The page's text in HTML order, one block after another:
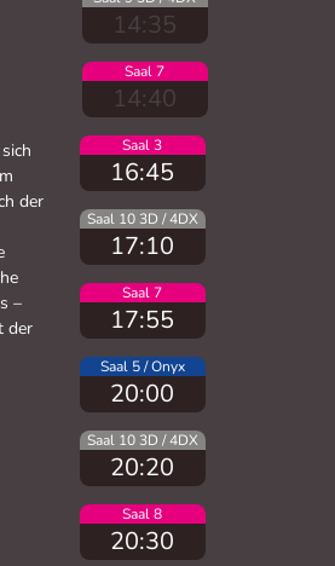
der
–
der
14:35
Saal 7
14:40
Saal 3
16:45
Saal 10 3D / 4DX
17:10
Saal 7
17:55
Saal 5 / Onyx
20:00
Saal 10 3D / 4DX
20:20
Saal 8
20:30